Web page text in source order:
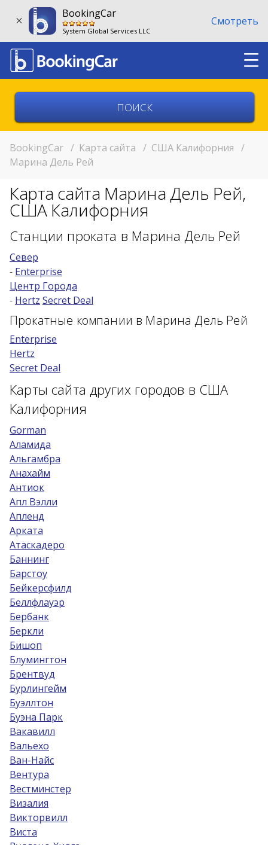
BookingCar
System Global Services LLC
Смотреть
Выберите город
Возврат в другом месте?
11:00
Возраст 25-70 лет?
Купон/промо
BookingCar / Карта сайта / США Калифорния /
Марина Дель Рей
Карта сайта Марина Дель Рей,
США Калифорния
Станции проката в Марина Дель Рей
Север
- Enterprise
Центр Города
- Hertz Secret Deal
Прокатные компании в Марина Дель Рей
Enterprise
Hertz
Secret Deal
Карты сайта других городов в США
Калифорния
Gorman
Аламида
Альгамбра
Анахайм
Антиок
Апл Вэлли
Апленд
Арката
Атаскадеро
Баннинг
Барстоу
Бейкерсфилд
Беллфлауэр
Бербанк
Беркли
Бишоп
Блумингтон
Брентвуд
Бурлингейм
Буэллтон
Буэна Парк
Вакавилл
Вальехо
Ван-Найс
Вентура
Вестминстер
Визалия
Викторвилл
Виста